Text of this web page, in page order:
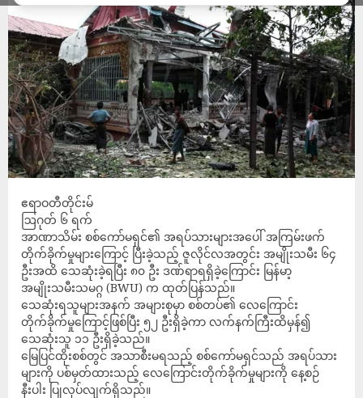
ဧရာဝတီတိုင်းမ်
ဩဂုတ် ၆ ရက်
အာဏာသိမ်း စစ်ကော်မရှင်၏ အရပ်သားများအပေါ် အကြမ်းဖက်
တိုက်ခိုက်မှုများကြောင့် ပြီးခဲ့သည့် ဇူလိုင်လအတွင်း အမျိုးသမီး ၆၄
ဦးအထိ သေဆုံးခဲ့ရပြီး ၈၀ ဦး ဒဏ်ရာရရှိခဲ့ကြောင်း မြန်မာ့
အမျိုးသမီးသမဂ္ဂ (BWU) က ထုတ်ပြန်သည်။
သေဆုံးရသူများအနက် အများစုမှာ စစ်တပ်၏ လေကြောင်း
တိုက်ခိုက်မှုကြောင့်ဖြစ်ပြီး ၅၂ ဦးရှိခဲ့ကာ လက်နက်ကြီးထိမှန်၍
သေဆုံးသူ ၁၁ ဦးရှိခဲ့သည်။
မြေပြင်ထိုးစစ်တွင် အသာစီးမရသည့် စစ်ကော်မရှင်သည် အရပ်သား
များကို ပစ်မှတ်ထားသည့် လေကြောင်းတိုက်ခိုက်မှုများကို နေ့စဉ်
နီးပါး ပြုလုပ်လျက်ရှိသည်။